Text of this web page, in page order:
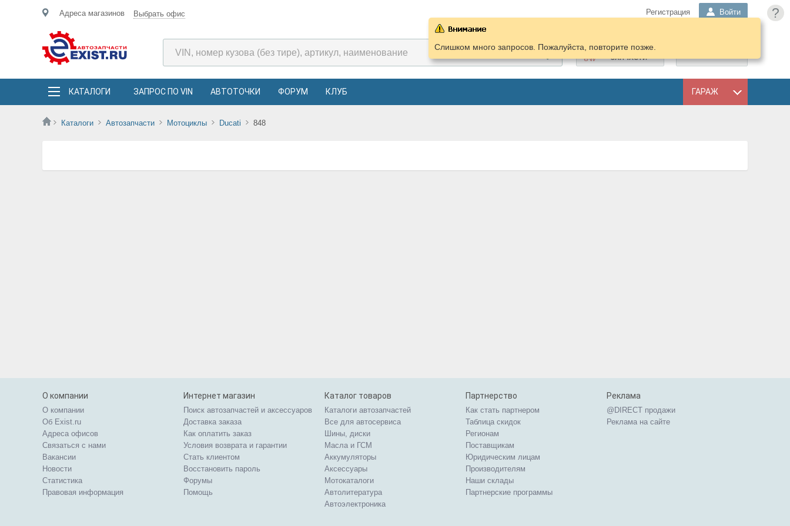
?
Адреса магазинов Выбрать офис Регистрация Войти
ПОДОБРАТЬ
ЗАПЧАСТИ
КАТАЛОГИ ЗАПРОС ПО VIN АВТОТОЧКИ ФОРУМ КЛУБ ГАРАЖ
Каталоги Автозапчасти Мотоциклы Ducati 848
Слишком много запросов. Пожалуйста, повторите позже.
О компании
О компании
Об Exist.ru
Адреса офисов
Связаться с нами
Вакансии
Новости
Статистика
Правовая информация
Интернет магазин
Поиск автозапчастей и аксессуаров
Доставка заказа
Как оплатить заказ
Условия возврата и гарантии
Стать клиентом
Восстановить пароль
Форумы
Помощь
Каталог товаров
Каталоги автозапчастей
Все для автосервиса
Шины, диски
Масла и ГСМ
Аккумуляторы
Аксессуары
Мотокаталоги
Автолитература
Автоэлектроника
Партнерство
Как стать партнером
Таблица скидок
Регионам
Поставщикам
Юридическим лицам
Производителям
Наши склады
Партнерские программы
Реклама
@DIRECT продажи
Реклама на сайте